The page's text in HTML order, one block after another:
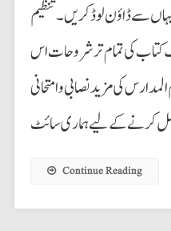
یہاں سے ڈاؤن لوڈ کریں۔ تنظیم
کتاب کی تمام تر شروحات اس
کی مزید نصابی و امتحانی
Continue Reading